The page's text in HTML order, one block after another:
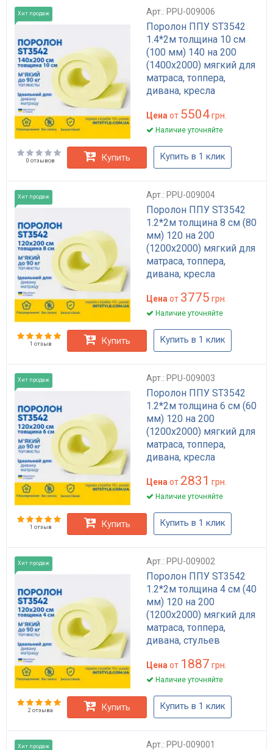
Хит продаж Арт.: PPU-009006
Поролон ППУ ST3542
1.4*2м толщина 10 см
(100 мм) 140 на 200
(1400х2000) мягкий для
матраса, топпера,
дивана, кресла
Цена от 5504грн.
Наличие уточняйте
0 отзывов Купить Купить в 1 клик
Хит продаж Арт.: PPU-009004
Поролон ППУ ST3542
1.2*2м толщина 8 см (80
мм) 120 на 200
(1200х2000) мягкий для
матраса, топпера,
дивана, кресла
Цена от 3775 грн.
Наличие уточняйте
1 отзыв Купить Купить в 1 клик
Хит продаж Арт.: PPU-009003
Поролон ППУ ST3542
1.2*2м толщина 6 см (60
мм) 120 на 200
(1200х2000) мягкий для
матраса, топпера,
дивана, кресла
Цена от 2831 грн.
Наличие уточняйте
1 отзыв Купить Купить в 1 клик
Хит продаж Арт.: PPU-009002
Поролон ППУ ST3542
1.2*2м толщина 4 см (40
мм) 120 на 200
(1200х2000) мягкий для
матраса, топпера,
дивана, стульев
Цена от 1887 грн.
Наличие уточняйте
2 отзыва Купить Купить в 1 клик
Хит продаж Арт.: PPU-009001